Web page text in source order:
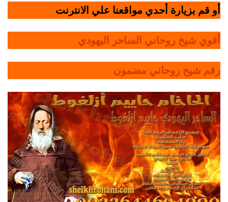
أو قم بزيارة أحدي مواقعنا علي الانترنت
أقوي شيخ روحاني الساحر اليهودي
رقم شيخ روحاني مضمون